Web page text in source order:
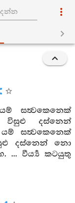
සත්‍වකෙනෙක්
විසුළු දස්නෙන්
සත්‍වකෙනෙක්
දස්නෙන් නො
වීර්‍ය්‍ය කටයුතු